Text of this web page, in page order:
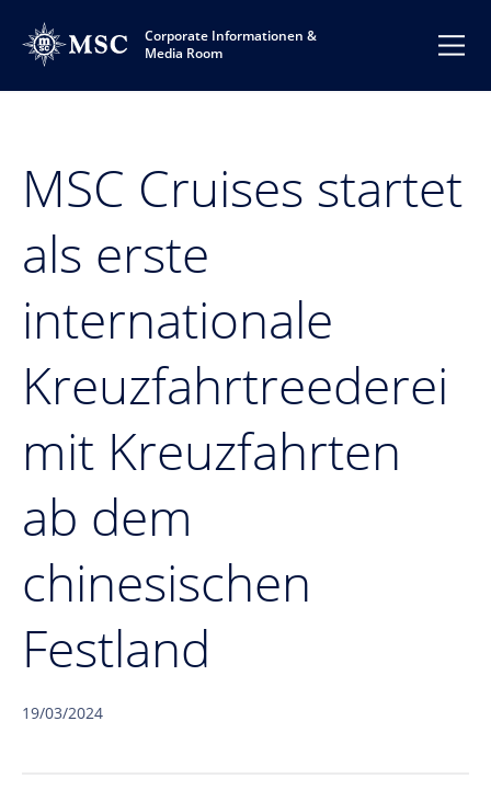
Corporate Informationen &
Media Room
MSC Cruises startet
als erste
internationale
Kreuzfahrtreederei
mit Kreuzfahrten
ab dem
chinesischen
Festland
19/03/2024